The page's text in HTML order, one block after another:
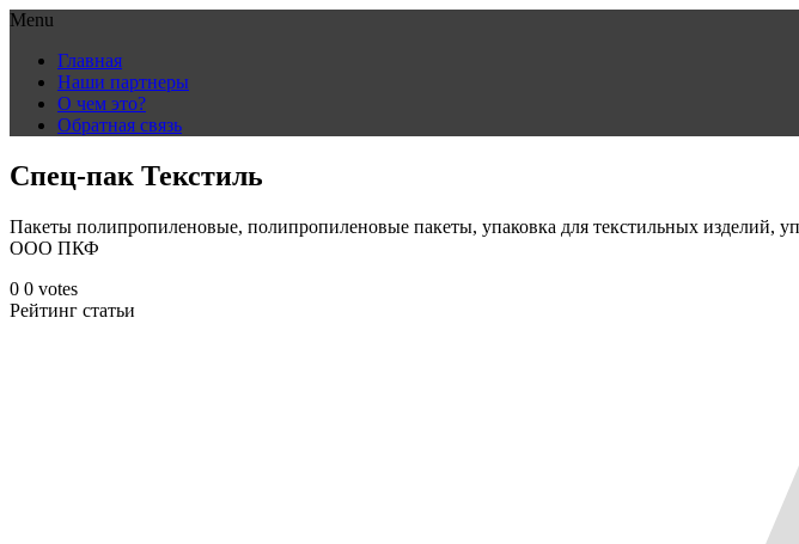
Menu
content
Главная
Наши партнеры
О чем это?
Обратная связь
Спец-пак Текстиль
Пакеты полипропиленовые, полипропиленовые пакеты, упаковка для текстильных
ООО ПКФ
0 0 votes
Рейтинг статьи